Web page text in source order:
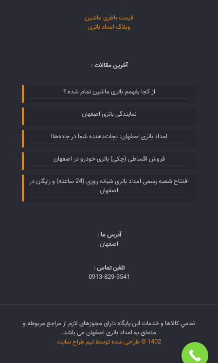
قیمت باطری ماشین
وبلاگ امداد باتری
آخرین مقالات :
از کجا بفهمم باتری ماشین تمام شده ؟
نمایندگی باتری اصفهان
امداد باتری اصفهان: نجات‌دهنده شما در جاده‌ها!
فروش اقساطی (چکی) باتری خودرو در اصفهان
افتتاح شعبه رسمی امداد باتری شبانه روزی (24 ساعته) و رایگان در
اصفهان
آدرس ما :
اصفهان
تلفن تماس :
0913-829-3541
تمامي كالاها و خدمات اين پایگاه دارای مجوزهای لازم از مراجع مربوطه و
متعلق به امداد باتری اصفهان می باشد.
1402 © طراحی شده توسط تیم طراح سایت